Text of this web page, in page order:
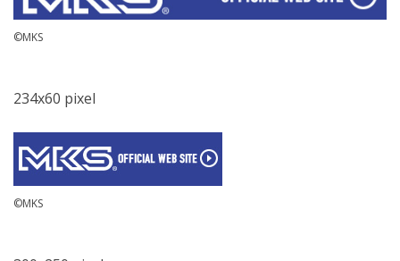
©MKS
234x60 pixel
©MKS